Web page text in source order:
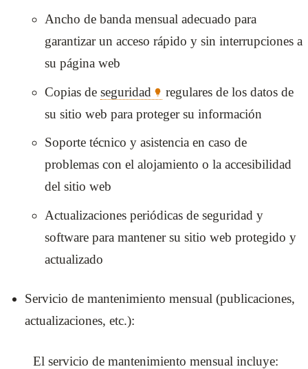
Ancho de banda mensual adecuado para
garantizar un acceso rápido y sin interrupciones a
su página web
Copias de seguridad
regulares de los datos de
su sitio web para proteger su información
Soporte técnico y asistencia en caso de
problemas con el alojamiento o la accesibilidad
del sitio web
Actualizaciones periódicas de seguridad y
software para mantener su sitio web protegido y
actualizado
Servicio de mantenimiento mensual (publicaciones,
actualizaciones, etc.):
El servicio de mantenimiento mensual incluye: